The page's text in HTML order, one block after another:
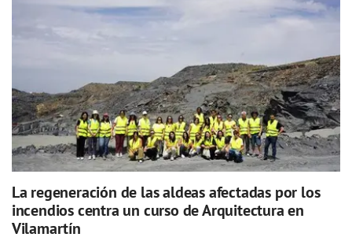
La regeneración de las aldeas afectadas por los
incendios centra un curso de Arquitectura en
Vilamartín